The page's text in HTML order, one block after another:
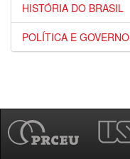
HISTÓRIA DO BRASIL
POLÍTICA E GOVERNO